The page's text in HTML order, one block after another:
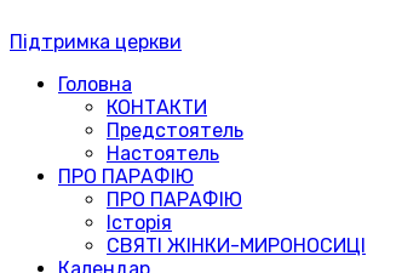
Підтримка церкви
Головна
КОНТАКТИ
Предстоятель
Настоятель
ПРО ПАРАФІЮ
ПРО ПАРАФІЮ
Історія
СВЯТІ ЖІНКИ-МИРОНОСИЦІ